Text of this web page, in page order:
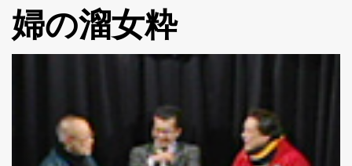
婦の溜女粋